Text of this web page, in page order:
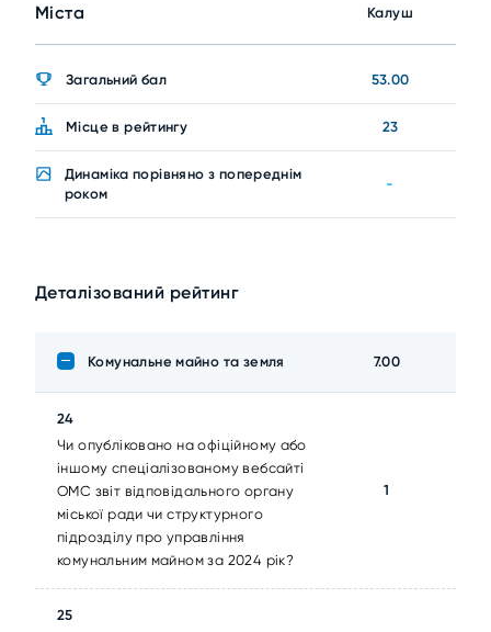
Міста Калуш
Загальний бал 53.00
Місце в рейтингу 23
Динаміка порівняно з попереднім
роком
-
Деталізований рейтинг
Комунальне майно та земля 7.00
24
Чи опубліковано на офіційному або
іншому спеціалізованому вебсайті
ОМС звіт відповідального органу
міської ради чи структурного
підрозділу про управління
комунальним майном за 2024 рік?
1
25